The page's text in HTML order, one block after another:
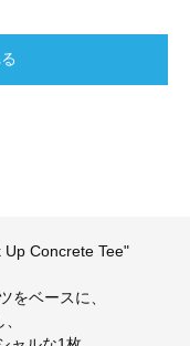
Up Concrete Tee"
をベースに、